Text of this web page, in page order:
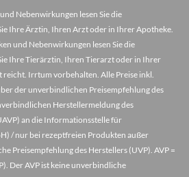
Nebenwirkungen lesen Sie die
Ihre Ärztin, Ihren Arzt oder in Ihrer Apotheke.
und Nebenwirkungen lesen Sie die
Ihre Tierärztin, Ihren Tierarzt oder in Ihrer
reicht. Irrtum vorbehalten. Alle Preise inkl.
der unverbindlichen Preisempfehlung des
Herstellermeldung des
an die Informationsstelle für
/ nur bei rezeptfreien Produkten außer
Preisempfehlung des Herstellers (UVP). AVP =
Der AVP ist keine unverbindliche